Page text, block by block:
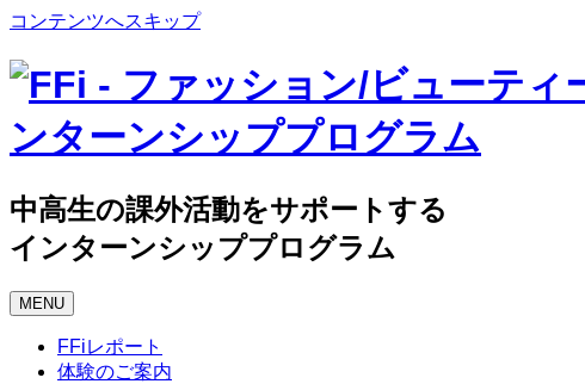
コンテンツへスキップ
中高生の課外活動をサポートする
インターンシッププログラム
MENU
FFiレポート
体験のご案内